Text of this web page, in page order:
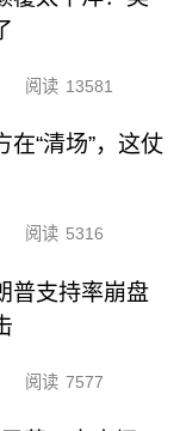
阅读 13581
在“清场”，这仗
阅读 5316
普支持率崩盘
阅读 7577